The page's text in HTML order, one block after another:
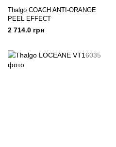
Thalgo COACH ANTI-ORANGE
PEEL EFFECT
2 714.0 грн